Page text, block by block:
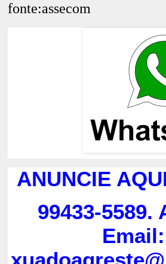
fonte:assecom
ANUNCIE
99433-5589.
Email: